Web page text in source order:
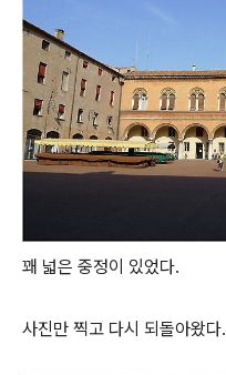
꽤 넓은 중정이 있었다.
사진만 찍고 다시 되돌아왔다.